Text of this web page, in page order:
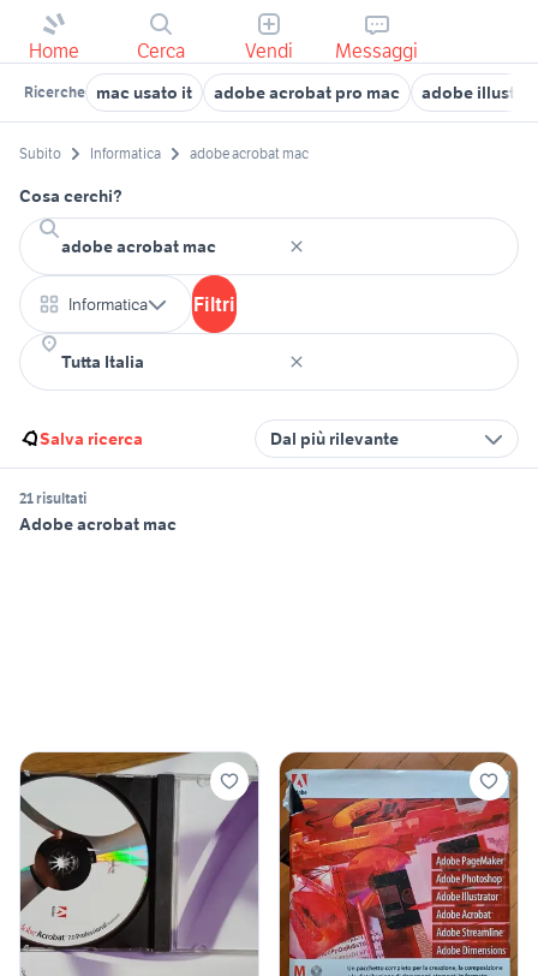
Home Cerca Vendi Messaggi
Ricerche mac usato it adobe acrobat pro mac adobe
Subito Informatica adobe acrobat mac
Cosa cerchi?
Informatica Filtri
Salva ricerca Dal più rilevante
21 risultati
Adobe acrobat mac